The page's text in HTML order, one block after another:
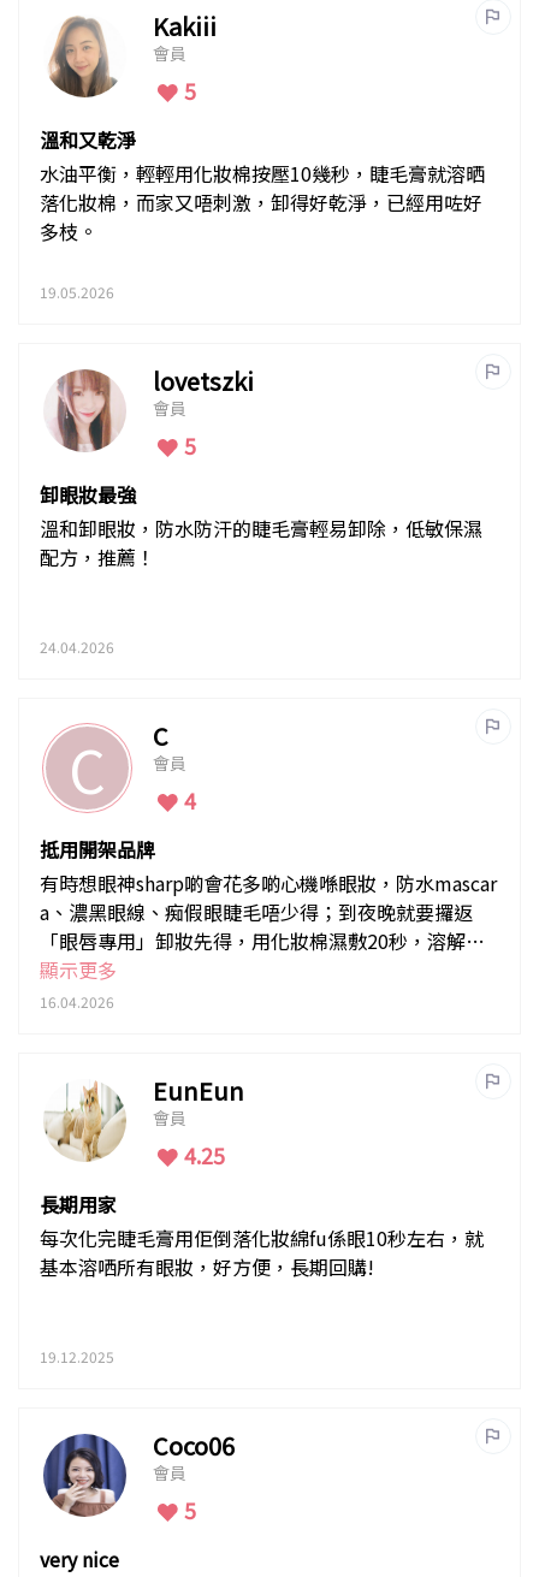
Kakiii
會員
5
溫和又乾淨
水油平衡，輕輕用化妝棉按壓10幾秒，睫毛膏就溶晒
落化妝棉，而家又唔刺激，卸得好乾淨，已經用咗好
多枝。
19.05.2026
lovetszki
會員
5
卸眼妝最強
溫和卸眼妝，防水防汗的睫毛膏輕易卸除，低敏保濕
配方，推薦！
24.04.2026
C C
會員
4
抵用開架品牌
有時想眼神sharp啲會花多啲心機喺眼妝，防水mascar
a、濃黑眼線、痴假眼睫毛唔少得；到夜晚就要攞返
「眼唇專用」卸妝先得，用化妝棉濕敷20秒，溶解彩
妝同睫毛膠水，陰力拖開已經清潔到九成，再用棉花
棒沾啲卸妝水清潔眼角窿罅位，潔力令人滿意。
顯示更多
16.04.2026
EunEun
會員
4.25
長期用家
每次化完睫毛膏用佢倒落化妝綿fu係眼10秒左右，就
基本溶哂所有眼妝，好方便，長期回購!
19.12.2025
Coco06
會員
5
very nice